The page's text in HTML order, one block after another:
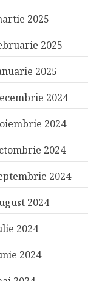
2025
2025
2025
2024
2024
2024
2024
2024
2024
2024